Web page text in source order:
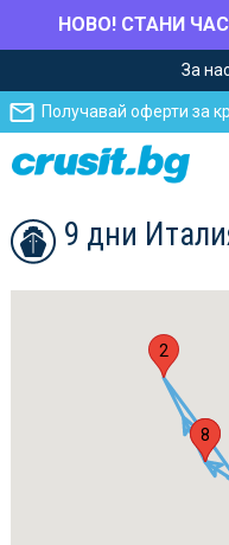
НОВО! СТАНИ
главното
съдържание
Навигацията
За
Получавай оферти за
9 дни
1
2
8